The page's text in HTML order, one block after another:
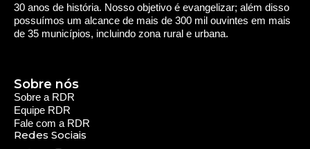
Saúde e Espiritualidade
Espiritualidade
Educação e Desenvolvimento Pessoal
Serviços e Comunidade
Utilidade Pública
Oportunidade
Segurança